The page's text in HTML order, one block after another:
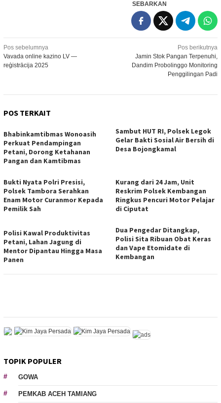
SEBARKAN
Navigasi
pos
Pos sebelumnya
Vavada online kazino LV —
reģistrācija 2025
Pos berikutnya
Jamin Stok Pangan Terpenuhi,
Dandim Probolinggo Monitoring
Penggilingan Padi
POS TERKAIT
Bhabinkamtibmas Wonoasih
Perkuat Pendampingan
Petani, Dorong Ketahanan
Pangan dan Kamtibmas
Sambut HUT RI, Polsek Legok
Gelar Bakti Sosial Air Bersih di
Desa Bojongkamal
Bukti Nyata Polri Presisi,
Polsek Tambora Serahkan
Enam Motor Curanmor Kepada
Pemilik Sah
Kurang dari 24 Jam, Unit
Reskrim Polsek Kembangan
Ringkus Pencuri Motor Pelajar
di Ciputat
Polisi Kawal Produktivitas
Petani, Lahan Jagung di
Mentor Dipantau Hingga Masa
Panen
Dua Pengedar Ditangkap,
Polisi Sita Ribuan Obat Keras
dan Vape Etomidate di
Kembangan
TOPIK POPULER
GOWA
PEMKAB ACEH TAMIANG